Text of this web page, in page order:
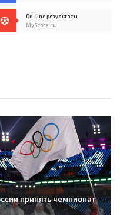
On-line результаты
MyScore.ru
принять чемпионат